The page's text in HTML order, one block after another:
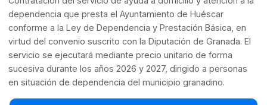
dependencia que presta el Ayuntamiento de Huéscar
conforme a la Ley de Dependencia y Prestación Básica, en
virtud del convenio suscrito con la Diputación de Granada. El
servicio se ejecutará mediante precio unitario de forma
sucesiva durante los años 2026 y 2027, dirigido a personas
en situación de dependencia del municipio granadino.